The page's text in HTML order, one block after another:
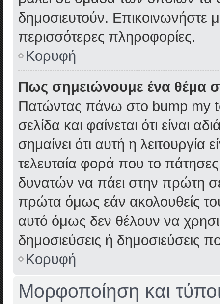
δημοσιευτούν. Επικοινωνήστε
περισσότερες πληροφορίες.
Κορυφή
Πως σημειώνουμε ένα θέμα
Πατώντας πάνω στο bump my
σελίδα και φαίνεται ότι είναι
σημαίνει ότι αυτή η λειτουργία
τελευταία φορά που το πάτησες
δυνατών να πάει στην πρώτη
πρώτα όμως εάν ακολουθείς
αυτό όμως δεν θέλουν να
δημοσιεύσεις ή δημοσιεύσεις
Κορυφή
Μορφοποίηση και